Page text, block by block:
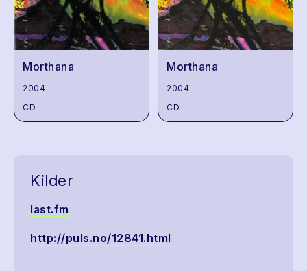
Morthana
2004
CD
Morthana
2004
CD
Kilder
last.fm
http://puls.no/12841.html